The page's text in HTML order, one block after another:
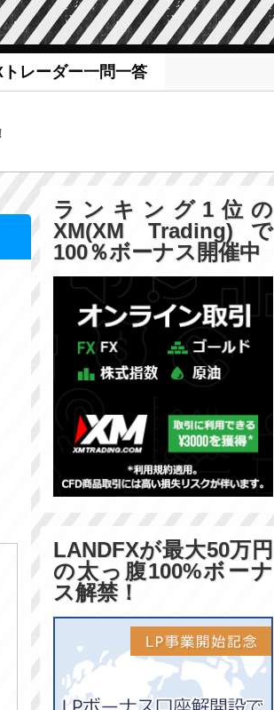
レーダー一問一答
ランキング1位の
XM(XM Trading)で
100％ボーナス開催中
LANDFXが最大50万円
の太っ腹100%ボーナ
ス解禁！